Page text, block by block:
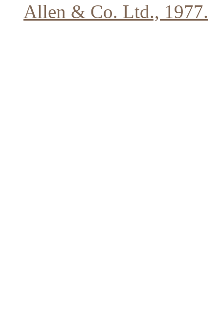
Allen & Co. Ltd., 1977.